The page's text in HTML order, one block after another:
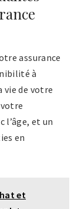
assurance
à
vie de votre
et un
en
et